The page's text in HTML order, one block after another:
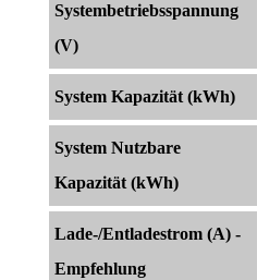
Systembetriebsspannung
(V)
System Kapazität (kWh)
System Nutzbare
Kapazität (kWh)
Lade-/Entladestrom (A) -
Empfehlung